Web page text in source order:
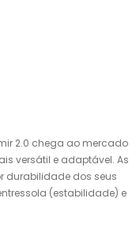
2.0 chega ao mercado
versátil e adaptável. As
durabilidade dos seus
(estabilidade) e